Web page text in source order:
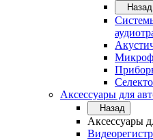
Назад
Аксессуары для
Назад
Аксессуары